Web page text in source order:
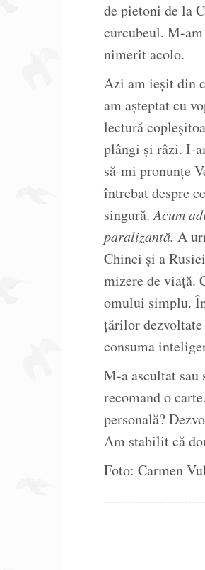
de pietoni de la
curcubeul. M-
nimerit acolo.
Azi am ieșit din
am așteptat cu
lectură
plângi și râzi. I-
să-mi pronunțe
întrebat despre
singură.Acum
paralizantă. A
Chinei și a
mizere de viață.
omului simplu.
țărilor
consuma
M-a ascultat sau
recomand o
personală?
Am stabilit că
Foto: Carmen